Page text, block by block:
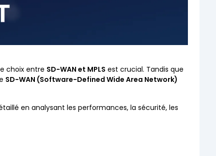
choix entre SD-WAN et MPLS est crucial. Tandis que
SD-WAN (Software-Defined Wide Area Network)
en analysant les performances, la sécurité, les